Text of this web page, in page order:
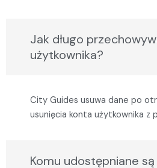
Jak długo
użytkownika?
City Guides usuwa dane po
usunięcia konta użytkownika z
Komu udostępniane